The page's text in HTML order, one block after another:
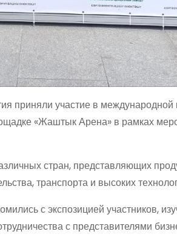
приняли участие в
«Жаштык Арена» в рамках
стран, представляющих
транспорта и высоких
с экспозицией участников,
с представителями